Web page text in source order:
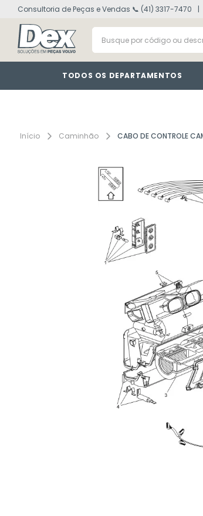
Consultoria de Peças e Vendas 📞 (41) 3317-7470
Busque por código ou
TODOS OS DEPARTAMENTOS
Caminhão CABO DE CONTROLE
1º volvo fh
3º vm
4º farol
5º lanterna
7 defletor
9º
10º motor